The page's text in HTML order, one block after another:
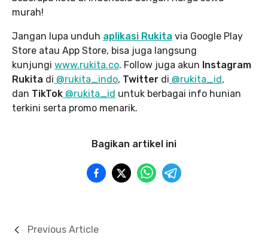
murah!
Jangan lupa unduh aplikasi Rukita via Google Play
Store atau App Store, bisa juga langsung
kunjungi www.rukita.co. Follow juga akun Instagram
Rukita di @rukita_indo, Twitter di @rukita_id,
dan TikTok @rukita_id untuk berbagai info hunian
terkini serta promo menarik.
Bagikan artikel ini
Previous Article